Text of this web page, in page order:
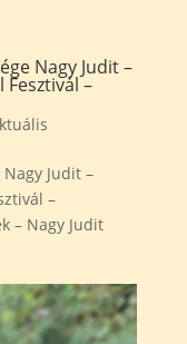
Nagy Judit –
–
Judit –
–
– Nagy Judit